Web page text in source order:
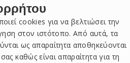
cookies για να βελτιώσει την
στον ιστότοπο. Από αυτά, τα
ως απαραίτητα αποθηκεύονται
καθώς είναι απαραίτητα για τη